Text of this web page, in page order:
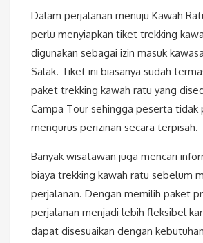
Dalam perjalanan menuju Kawah
perlu menyiapkan tiket trekking
digunakan sebagai izin masuk
Salak. Tiket ini biasanya sudah
paket trekking kawah ratu yang
Campa Tour sehingga peserta
mengurus perizinan secara terpisah.
Banyak wisatawan juga mencari
biaya trekking kawah ratu sebelum
perjalanan. Dengan memilih paket
perjalanan menjadi lebih fleksibel
dapat disesuaikan dengan